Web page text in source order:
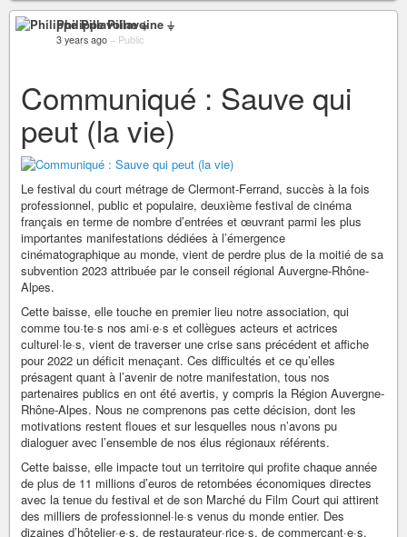
Philippe Pillavoine ⏚
3 years ago – Public
Communiqué : Sauve qui
peut (la vie)
Le festival du court métrage de Clermont-Ferrand, succès à la fois
professionnel, public et populaire, deuxième festival de cinéma
français en terme de nombre d’entrées et œuvrant parmi les plus
importantes manifestations dédiées à l’émergence
cinématographique au monde, vient de perdre plus de la moitié de sa
subvention 2023 attribuée par le conseil régional Auvergne-Rhône-
Alpes.
Cette baisse, elle touche en premier lieu notre association, qui
comme tou·te·s nos ami·e·s et collègues acteurs et actrices
culturel·le·s, vient de traverser une crise sans précédent et affiche
pour 2022 un déficit menaçant. Ces difficultés et ce qu’elles
présagent quant à l’avenir de notre manifestation, tous nos
partenaires publics en ont été avertis, y compris la Région Auvergne-
Rhône-Alpes. Nous ne comprenons pas cette décision, dont les
motivations restent floues et sur lesquelles nous n’avons pu
dialoguer avec l’ensemble de nos élus régionaux référents.
Cette baisse, elle impacte tout un territoire qui profite chaque année
de plus de 11 millions d’euros de retombées économiques directes
avec la tenue du festival et de son Marché du Film Court qui attirent
des milliers de professionnel·le·s venus du monde entier. Des
dizaines d’hôtelier·e·s, de restaurateur·rice·s, de commerçant·e·s,